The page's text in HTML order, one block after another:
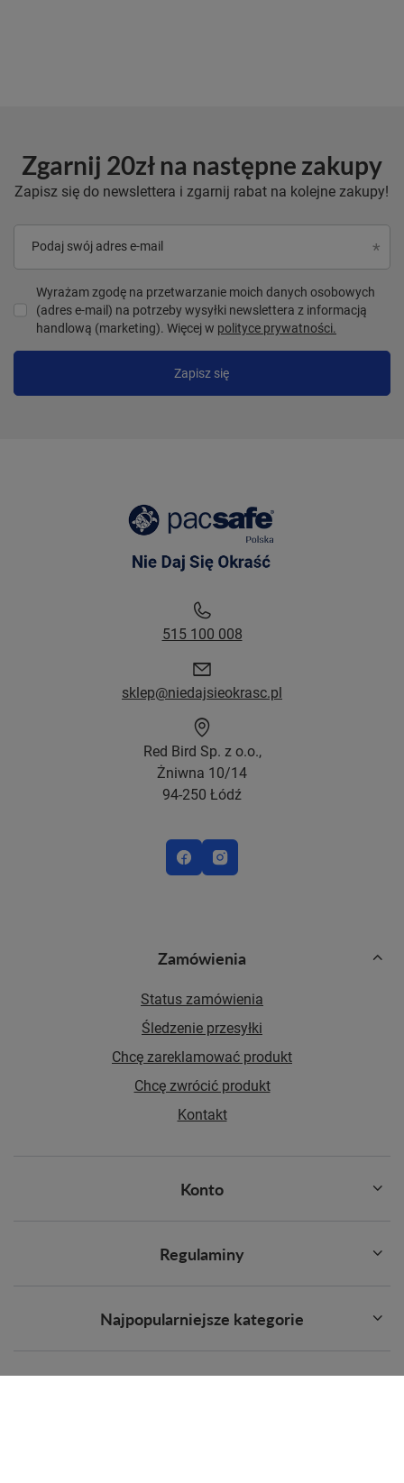
Zgarnij 20zł na następne zakupy
Zapisz się do newslettera i zgarnij rabat na kolejne zakupy!
Podaj swój adres e-mail
Wyrażam zgodę na przetwarzanie moich danych osobowych
(adres e-mail) na potrzeby wysyłki newslettera z informacją
handlową (marketing). Więcej w polityce prywatności.
Zapisz się
Zamówienia
Status zamówienia
Śledzenie przesyłki
Chcę zareklamować produkt
Chcę zwrócić produkt
Kontakt
Konto
Regulaminy
515 100 008
sklep@niedajsieokrasc.pl
Red Bird Sp. z o.o.,
Żniwna 10/14
94-250 Łódź
Najpopularniejsze kategorie
Kategorie